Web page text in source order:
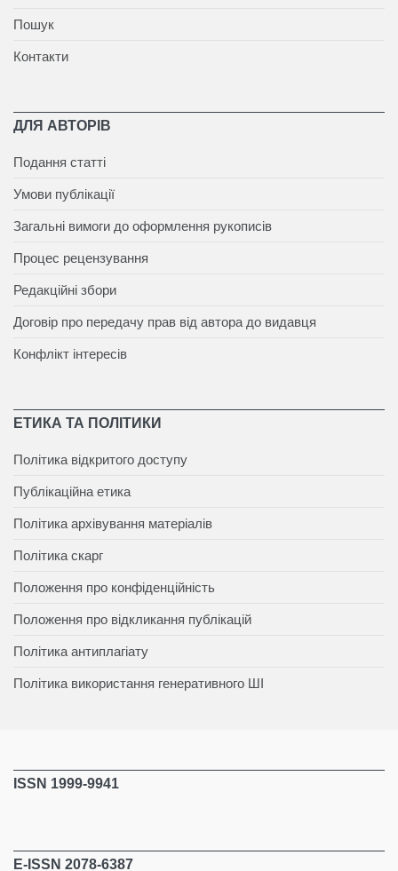
Пошук
Контакти
ДЛЯ АВТОРІВ
Подання статті
Умови публікації
Загальні вимоги до оформлення рукописів
Процес рецензування
Редакційні збори
Договір про передачу прав від автора до видавця
Конфлікт інтересів
ЕТИКА ТА ПОЛІТИКИ
Політика відкритого доступу
Публікаційна етика
Політика архівування матеріалів
Політика скарг
Положення про конфіденційність
Положення про відкликання публікацій
Політика антиплагіату
Політика використання генеративного ШІ
ISSN 1999-9941
E-ISSN 2078-6387